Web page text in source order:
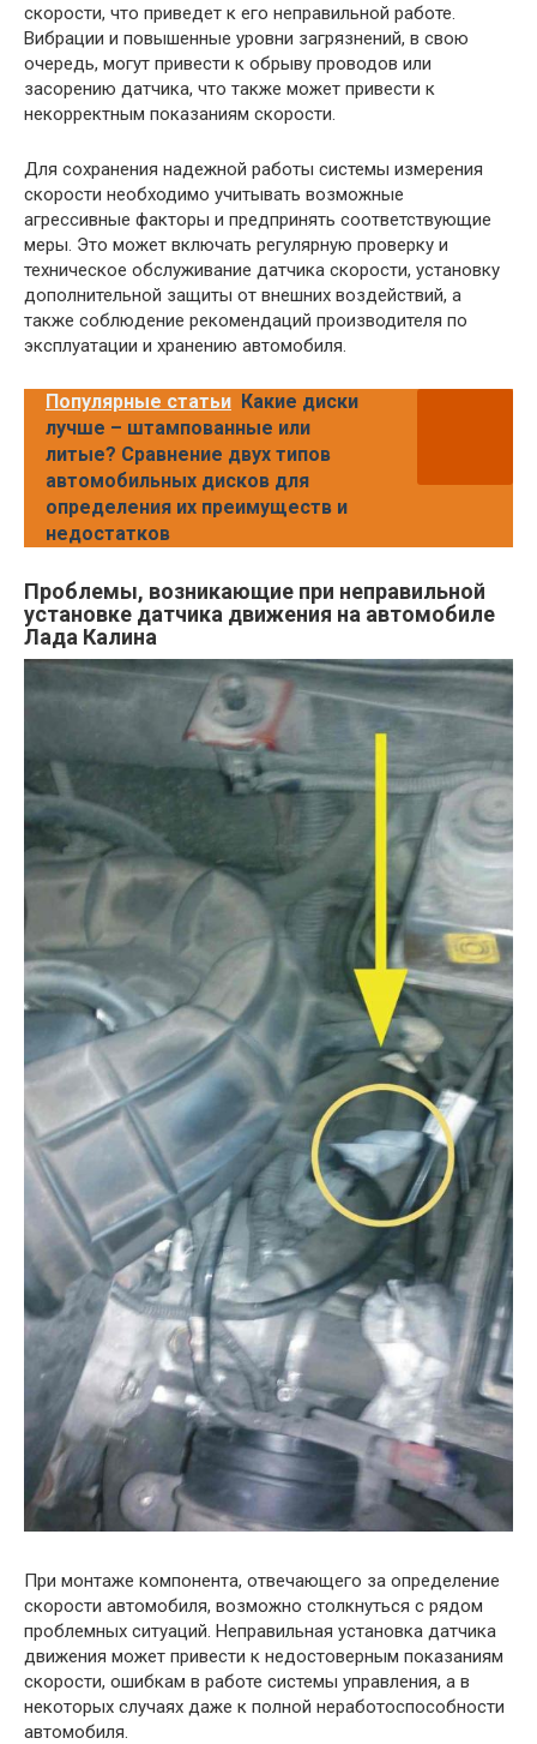
скорости, что приведет к его неправильной работе.
Вибрации и повышенные уровни загрязнений, в свою
очередь, могут привести к обрыву проводов или
засорению датчика, что также может привести к
некорректным показаниям скорости.
Для сохранения надежной работы системы измерения
скорости необходимо учитывать возможные
агрессивные факторы и предпринять соответствующие
меры. Это может включать регулярную проверку и
техническое обслуживание датчика скорости, установку
дополнительной защиты от внешних воздействий, а
также соблюдение рекомендаций производителя по
эксплуатации и хранению автомобиля.
Популярные статьи Какие диски
лучше – штампованные или
литые? Сравнение двух типов
автомобильных дисков для
определения их преимуществ и
недостатков
Проблемы, возникающие при неправильной
установке датчика движения на автомобиле
Лада Калина
При монтаже компонента, отвечающего за определение
скорости автомобиля, возможно столкнуться с рядом
проблемных ситуаций. Неправильная установка датчика
движения может привести к недостоверным показаниям
скорости, ошибкам в работе системы управления, а в
некоторых случаях даже к полной неработоспособности
автомобиля.